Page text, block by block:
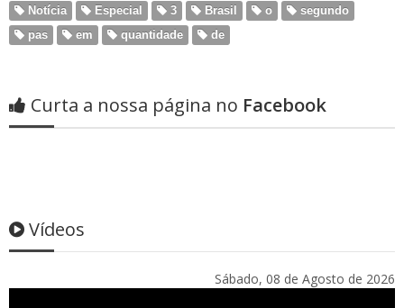
Notícia Especial 3 Brasil o
segundo
pas
em quantidade de
Curta a nossa página no Facebook
Vídeos
Sábado, 08 de Agosto de 2026